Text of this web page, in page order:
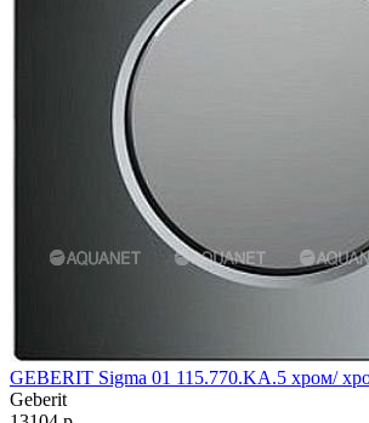
GEBERIT Sigma 01 115.770.KA.5 хром/
Geberit